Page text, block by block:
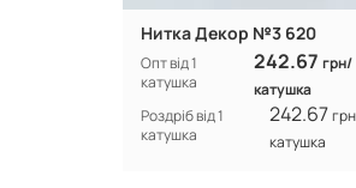
Нитка Декор №3 620
Опт від 1
катушка
242.67грн/
катушка
Роздріб від 1
катушка
242.67
катушка